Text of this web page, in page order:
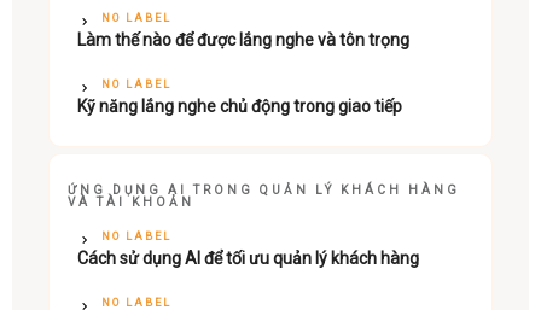
NO LABEL
Làm thế nào để được lắng nghe và tôn trọng
NO LABEL
Kỹ năng lắng nghe chủ động trong giao tiếp
ỨNG DỤNG AI TRONG QUẢN LÝ KHÁCH HÀNG
VÀ TÀI KHOẢN
NO LABEL
Cách sử dụng AI để tối ưu quản lý khách hàng
NO LABEL